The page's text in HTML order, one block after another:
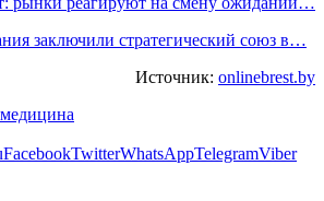
заключили стратегический союз в…
Источник: onlinebrest.by
FacebookTwitterWhatsAppTelegramViber